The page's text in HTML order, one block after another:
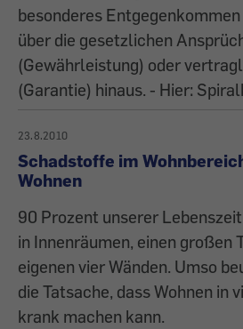
besonderes
über die gesetzlichen
(Gewährleistung) oder
(Garantie) hinaus. - Hier:
23.8.2010
Schadstoffe im
Wohnen
90 Prozent unserer
in Innenräumen, einen großen
eigenen vier Wänden. Umso
die Tatsache, dass Wohnen in
krank machen kann.